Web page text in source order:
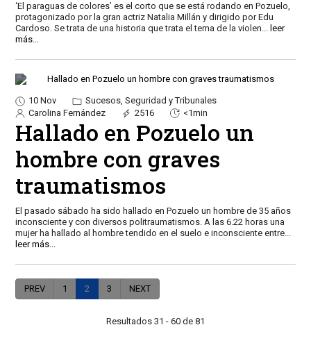
‘El paraguas de colores’ es el corto que se está rodando en Pozuelo,
protagonizado por la gran actriz Natalia Millán y dirigido por Edu
Cardoso. Se trata de una historia que trata el tema de la violen... leer
más...
10 Nov
Sucesos, Seguridad y Tribunales
Carolina Fernández
2516 <1min
Hallado en Pozuelo un
hombre con graves
traumatismos
El pasado sábado ha sido hallado en Pozuelo un hombre de 35 años
inconsciente y con diversos politraumatismos. A las 6.22 horas una
mujer ha hallado al hombre tendido en el suelo e inconsciente entre...
leer más...
PREV 1 2 3 NEXT
Resultados 31 - 60 de 81